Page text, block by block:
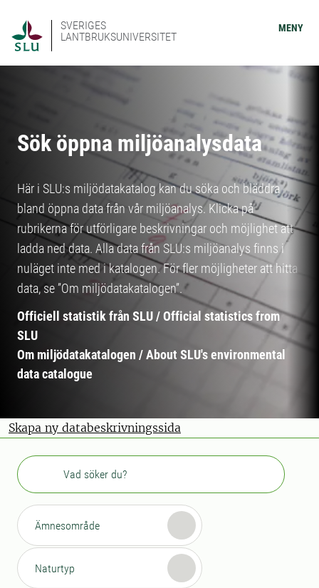
SVERIGES
LANTBRUKSUNIVERSITET
MENY
Sök öppna miljöanalysdata
Här i SLU:s miljödatakatalog kan du söka och bläddra
bland öppna data från vår miljöanalys. Klicka på
rubrikerna för utförligare beskrivningar och möjlighet att
ladda ned data. Alla data från SLU:s miljöanalys finns i
nuläget inte med i katalogen. För fler möjligheter att hitta
data, se ”Om miljödatakatalogen”.
Officiell statistik från SLU / Official statistics from
SLU
Om miljödatakatalogen / About SLU's environmental
data catalogue
Skapa ny databeskrivningssida
Sök
Ämnesområde
Naturtyp